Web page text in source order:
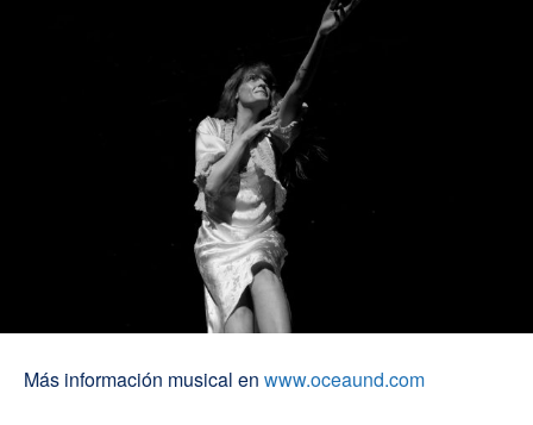
Más información musical en www.oceaund.com